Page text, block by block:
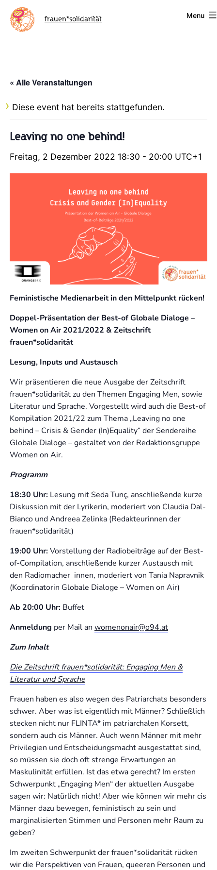
Skip
content
frauen*solidarität
Menu
« Alle Veranstaltungen
Diese event hat bereits stattgefunden.
Leaving no one behind!
Freitag, 2 Dezember 2022 18:30 - 20:00 UTC+1
Feministische Medienarbeit in den Mittelpunkt rücken!
Doppel-Präsentation der Best-of Globale Dialoge –
Women on Air 2021/2022 & Zeitschrift
frauen*solidarität
Lesung, Inputs und Austausch
Wir präsentieren die neue Ausgabe der Zeitschrift
frauen*solidarität zu den Themen Engaging Men, sowie
Literatur und Sprache. Vorgestellt wird auch die Best-of
Kompilation 2021/22 zum Thema „Leaving no one
behind – Crisis & Gender (In)Equality“ der Sendereihe
Globale Dialoge – gestaltet von der Redaktionsgruppe
Women on Air.
Programm
18:30 Uhr: Lesung mit Seda Tunç, anschließende kurze
Diskussion mit der Lyrikerin, moderiert von Claudia Dal-
Bianco und Andreea Zelinka (Redakteurinnen der
frauen*solidarität)
19:00 Uhr:Vorstellung der Radiobeiträge auf der Best-
of-Compilation, anschließende kurzer Austausch mit
den Radiomacher_innen, moderiert von Tania Napravnik
(Koordinatorin Globale Dialoge – Women on Air)
Ab 20:00 Uhr: Buffet
Anmeldung per Mail an womenonair@o94.at
Zum Inhalt
Die Zeitschrift frauen*solidarität: Engaging Men &
Literatur und Sprache
Frauen haben es also wegen des Patriarchats besonders
schwer. Aber was ist eigentlich mit Männer? Schließlich
stecken nicht nur FLINTA* im patriarchalen Korsett,
sondern auch cis Männer. Auch wenn Männer mit mehr
Privilegien und Entscheidungsmacht ausgestattet sind,
so müssen sie doch oft strenge Erwartungen an
Maskulinität erfüllen. Ist das etwa gerecht? Im ersten
Schwerpunkt „Engaging Men“ der aktuellen Ausgabe
sagen wir: Natürlich nicht! Aber wie können wir mehr cis
Männer dazu bewegen, feministisch zu sein und
marginalisierten Stimmen und Personen mehr Raum zu
geben?
Im zweiten Schwerpunkt der frauen*solidarität rücken
wir die Perspektiven von Frauen, queeren Personen und